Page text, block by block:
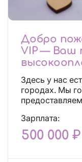
Добро
VIP — Ваш
Здесь у нас
городах. Мы
Зарплата:
500 000 ₽